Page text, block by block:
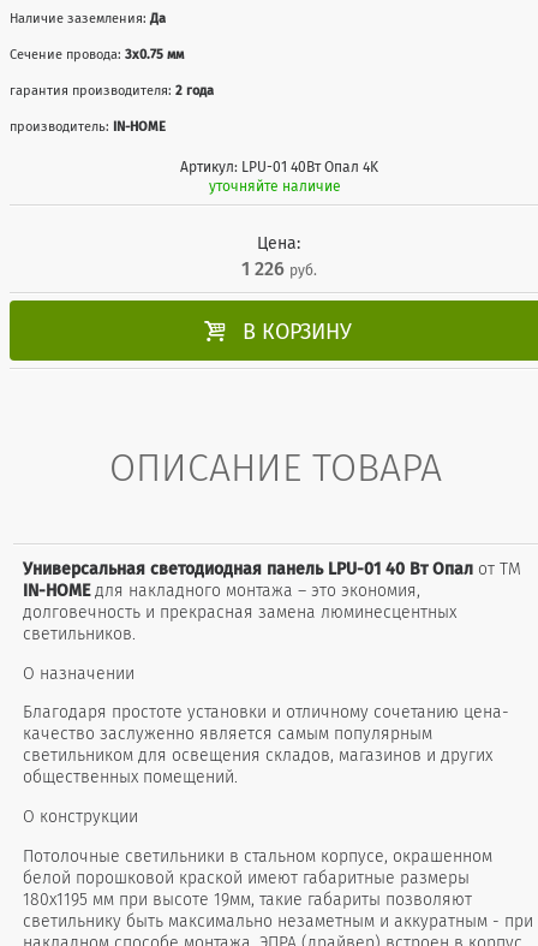
Наличие заземления:Да
Сечение провода:3х0.75 мм
гарантия производителя:2 года
производитель: IN-HOME
Артикул: LPU-01 40Вт Опал 4K
уточняйте наличие
Цена:
1 226 руб.
 В КОРЗИНУ
ОПИСАНИЕ ТОВАРА
Универсальная светодиодная панель LPU-01 40 Вт Опалот ТМ
IN-HOMEдля накладного монтажа – это экономия,
долговечность и прекрасная замена люминесцентных
светильников.
О назначении
Благодаря простоте установки и отличному сочетанию цена-
качество заслуженно является самым популярным
светильником для освещения складов, магазинов и других
общественных помещений.
О конструкции
Потолочные светильники в стальном корпусе, окрашенном
белой порошковой краской имеют габаритные размеры
180х1195 мм при высоте 19мм, такие габариты позволяют
светильнику быть максимально незаметным и аккуратным - при